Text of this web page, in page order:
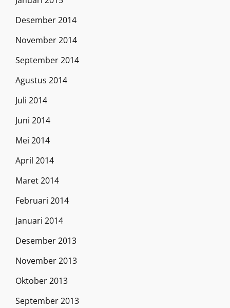
Desember 2014
November 2014
September 2014
Agustus 2014
Juli 2014
Juni 2014
Mei 2014
April 2014
Maret 2014
Februari 2014
Januari 2014
Desember 2013
November 2013
Oktober 2013
September 2013